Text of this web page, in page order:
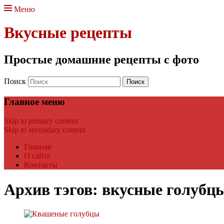
Меню
Вкусные рецепты
Простые домашние рецепты с фото
Поиск
Главное меню
Skip to primary content
Skip to secondary content
Главная
О сайте
Контакты
Архив тэгов: вкусные